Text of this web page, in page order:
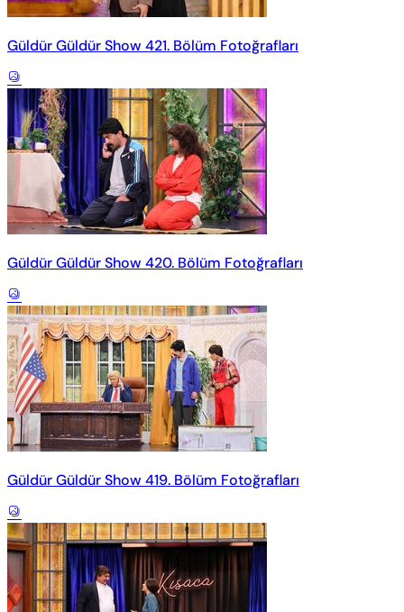
Güldür Güldür Show 421. Bölüm Fotoğrafları
Güldür Güldür Show 420. Bölüm Fotoğrafları
Güldür Güldür Show 419. Bölüm Fotoğrafları